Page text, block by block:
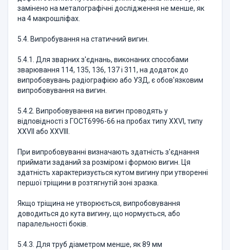
замiнено на металографiчнi дослiдження не менше, як
на 4 макрошлiфах.
5.4. Випробування на статичний вигин.
5.4.1. Для зварних з'єднань, виконаних способами
зварювання 114, 135, 136, 137 i 311, на додаток до
випробовувань радiографiєю або УЗД, є обов'язковим
випробовування на вигин.
5.4.2. Випробовування на вигин проводять у
відповідності з ГОСТ6996-66 на пробах типу XXVI, типу
XXVII або XXVIII.
При випробовуваннi визначають здатнiсть з'єднання
приймати заданий за розмiром i формою вигин. Ця
здатнiсть характеризується кутом вигину при утвореннi
першої трiщини в розтягнутiй зонi зразка.
Якщо трiщина не утворюється, випробовування
доводиться до кута вигину, що нормується, або
паралельностi бокiв.
5.4.3. Для труб дiаметром менше, як 89 мм